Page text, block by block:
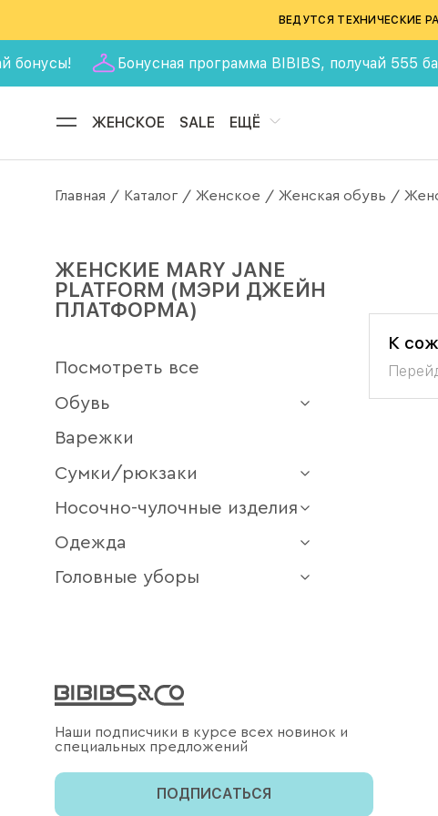
ВЕДУТСЯ ТЕХНИЧЕСКИЕ
бонусы! Бонусная программа BIBIBS, получай 555
ЖЕНСКОЕ SALE ЕЩЁ
Главная / Каталог / Женское / Женская обувь /
ЖЕНСКИЕ MARY JANE
PLATFORM (МЭРИ ДЖЕЙН
ПЛАТФОРМА)
Посмотреть все
Обувь
Варежки
Сумки/рюкзаки
Носочно-чулочные изделия
Одежда
Головные уборы
К
Наши подписчики в курсе всех новинок и
специальных предложений
ПОДПИСАТЬСЯ